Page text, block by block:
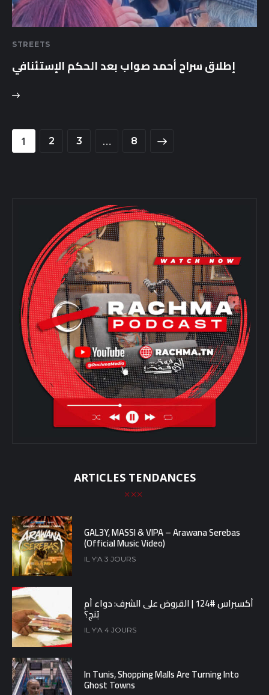
STREETS
إطلاق سراح أحمد صواب بعد الحكم الإستئنافي
1 2 3 … 8
>
ARTICLES TENDANCES
GAL3Y, MASSI & VIPA – Arawana Serebas
(Official Music Video)
IL Y'A 3 JOURS
أكسبراس #124 | القروض على الشرف: دواء أم
بُنج؟
IL Y'A 4 JOURS
In Tunis, Shopping Malls Are Turning Into
Ghost Towns